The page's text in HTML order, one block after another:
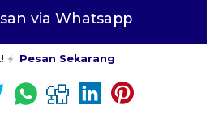
via Whatsapp
Pesan Sekarang